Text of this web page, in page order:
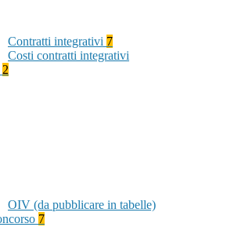
Contratti integrativi 7
Costi contratti integrativi
2
OIV (da pubblicare in tabelle)
7